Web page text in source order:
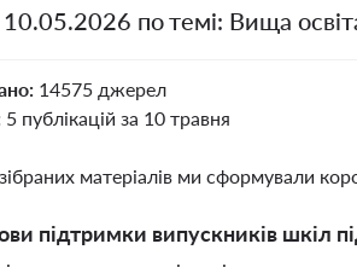
10.05.2026 по темі: Вища
14575 джерел
5 публікацій за 10 травня
матеріалів ми сформували
підтримки випускників шкіл